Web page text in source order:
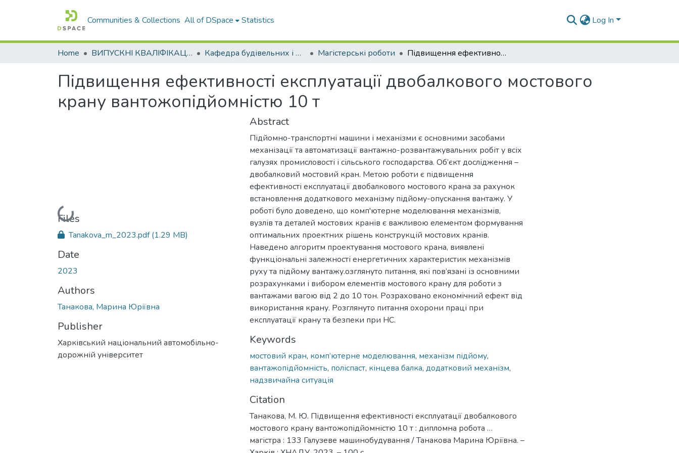
Communities & Collections All of DSpace Statistics Log In
Home ВИПУСКНІ КВАЛІФІКАЦІЙНІ РОБОТИ Кафедра будівельних і дорожніх машин Магістерські роботи Підвищення ефективності експлуатації двобалкового мостового крану вантожопідйомністю 10 т
Підвищення ефективності експлуатації двобалкового мостового
крану вантожопідйомністю 10 т
Loading...
Files
Tanakova_m_2023.pdf(1.29 MB)
Date
2023
Authors
Танакова, Марина Юріївна
Publisher
Харківський національний автомобільно-
дорожній університет
Abstract
Підйомно-транспортні машини і механізми є основними засобами
механізації та автоматизації вантажно-розвантажувальних робіт у всіх
галузях промисловості і сільського господарства. Об’єкт дослідження –
двобалковий мостовий кран. Метою роботи є підвищення
ефективності експлуатації двобалкового мостового крана за рахунок
встановлення додаткового механізму підйому-опускання вантажу. У
роботі було доведено, що комп'ютерне моделювання механізмів,
вузлів та деталей мостових кранів є важливою елементом формування
оптимальних проектних рішень конструкцій мостових кранів.
Наведено алгоритм проектування мостового крана, виявлені
функціональні залежності енергетичних характеристик механізмів
руху та підйому вантажу.озглянуто питання, які пов’язані із основними
розрахунками і вибором елементів мостового крану для роботи з
вантажами вагою від 2 до 10 тон. Розраховано економічний ефект від
використання крану. Розглянуто питання охорони праці при
експлуатації крану та безпеки при НС.
Keywords
мостовий кран, комп’ютерне моделювання, механізм підйому,
вантажопідйомність, поліспаст, кінцева балка, додатковий механізм,
надзвичайна ситуація
Citation
Танакова, М. Ю. Підвищення ефективності експлуатації двобалкового
мостового крану вантожопідйомністю 10 т : дипломна робота …
магістра : 133 Галузеве машинобудування / Танакова Марина Юріївна. –